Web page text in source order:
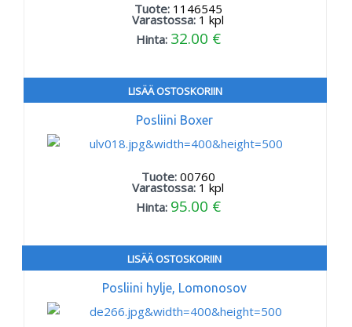
Tuote: 1146545
Varastossa: 1 kpl
Hinta: 32.00 €
LISÄÄ OSTOSKORIIN
Posliini Boxer
Tuote: 00760
Varastossa: 1 kpl
Hinta: 95.00 €
LISÄÄ OSTOSKORIIN
Posliini hylje, Lomonosov